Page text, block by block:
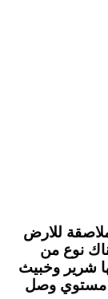
للارض
نوع من
شرير وخبيث
مستوي وصل